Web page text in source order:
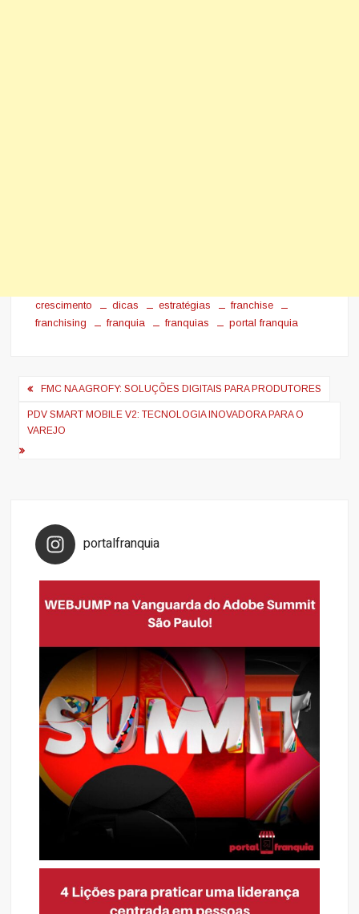
crescimento dicas estratégias
franchise
franchising
franquia franquias portal franquia
Navegação
de
Post
FMC NA AGROFY: SOLUÇÕES DIGITAIS PARA PRODUTORES
PDV SMART MOBILE V2: TECNOLOGIA INOVADORA PARA O
VAREJO
portalfranquia